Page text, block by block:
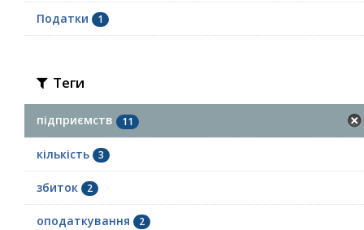
Податки 1
Теги
підприємств 11
кількість 3
збиток 2
оподаткування 2